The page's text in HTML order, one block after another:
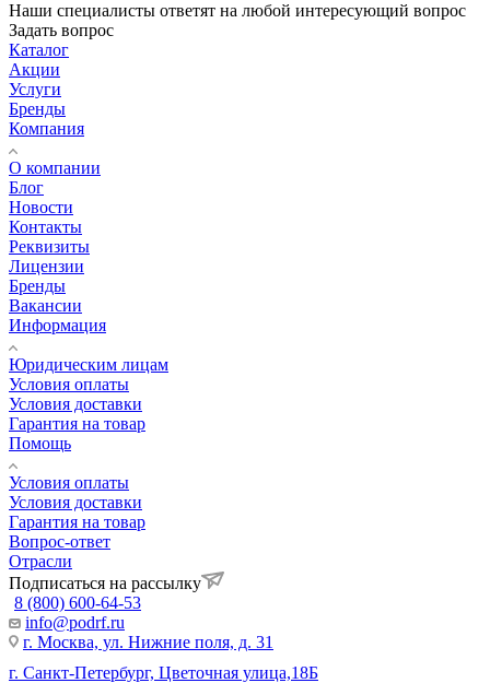
Наши специалисты ответят на любой интересующий вопрос
Задать вопрос
Каталог
Акции
Услуги
Бренды
Компания
О компании
Блог
Новости
Контакты
Реквизиты
Лицензии
Бренды
Вакансии
Информация
Юридическим лицам
Условия оплаты
Условия доставки
Гарантия на товар
Помощь
Условия оплаты
Условия доставки
Гарантия на товар
Вопрос-ответ
Отрасли
Подписаться на рассылку
8 (800) 600-64-53
info@podrf.ru
г. Москва, ул. Нижние поля, д. 31
г. Санкт-Петербург, Цветочная улица,18Б